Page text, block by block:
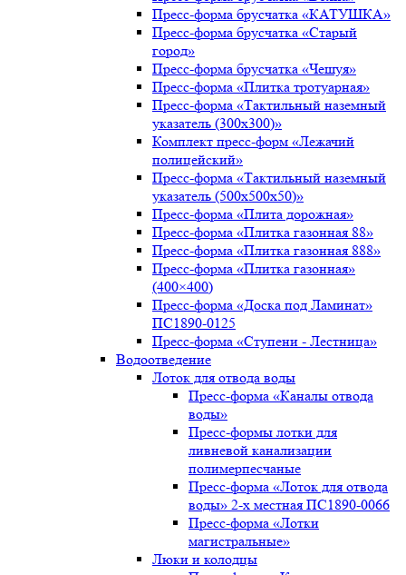
Пресс-форма брусчатка «КАТУШКА»
Пресс-форма брусчатка «Старый
город»
Пресс-форма брусчатка «Чешуя»
Пресс-форма «Плитка тротуарная»
Пресс-форма «Тактильный наземный
указатель (300х300)»
Комплект пресс-форм «Лежачий
полицейский»
Пресс-форма «Тактильный наземный
указатель (500х500х50)»
Пресс-форма «Плита дорожная»
Пресс-форма «Плитка газонная 88»
Пресс-форма «Плитка газонная 888»
Пресс-форма «Плитка газонная»
(400×400)
Пресс-форма «Доска под Ламинат»
ПС1890-0125
Пресс-форма «Ступени - Лестница»
Водоотведение
Лоток для отвода воды
Пресс-форма «Каналы отвода
воды»
Пресс-формы лотки для
ливневой канализации
полимерпесчаные
Пресс-форма «Лоток для отвода
воды» 2-х местная ПС1890-0066
Пресс-форма «Лотки
магистральные»
Люки и колодцы